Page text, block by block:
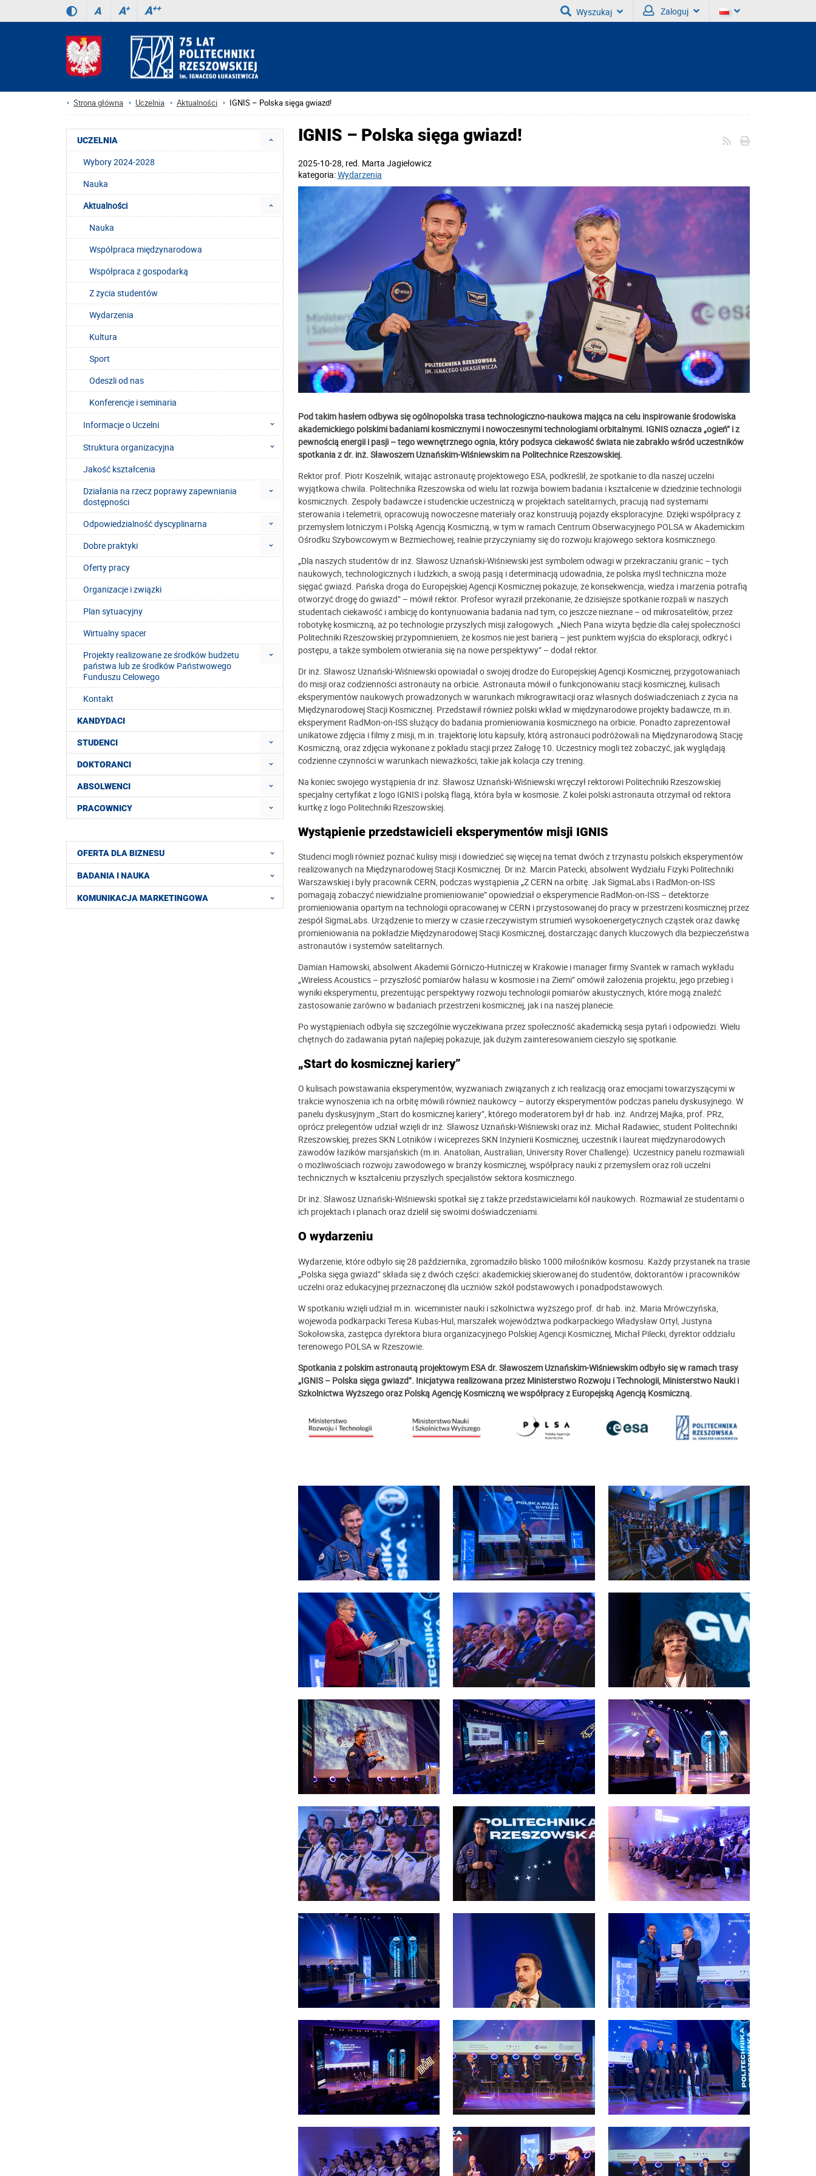
A A+ A++ Wyszukaj Zaloguj
Strona główna Uczelnia Aktualności IGNIS – Polska sięga gwiazd!
IGNIS – Polska sięga gwiazd!
2025-10-28, red. Marta Jagiełowicz
kategoria:Wydarzenia
Pod takim hasłem odbywa się ogólnopolskatrasa technologiczno-naukowa mająca na celu inspirowanie środowiska
akademickiego polskimi badaniami kosmicznymi i nowoczesnymi technologiami orbitalnymi. IGNIS oznacza „ogień” i z
pewnością energii i pasji – tego wewnętrznego ognia, który podsyca ciekawość świata nie zabrakło wśród uczestników
spotkania z dr. inż. Sławoszem Uznańskim-Wiśniewskim na Politechnice Rzeszowskiej.
Rektor prof. Piotr Koszelnik, witając astronautę projektowego ESA, podkreślił, że spotkanie to dla naszej uczelni
wyjątkowa chwila. Politechnika Rzeszowska od wielu lat rozwija bowiem badania i kształcenie w dziedzinie technologii
kosmicznych. Zespoły badawcze i studenckie uczestniczą w projektach satelitarnych, pracują nad systemami
sterowania i telemetrii, opracowują nowoczesne materiały oraz konstruują pojazdy eksploracyjne. Dzięki współpracy z
przemysłem lotniczym i Polską Agencją Kosmiczną, w tym w ramach Centrum Obserwacyjnego POLSA w Akademickim
Ośrodku Szybowcowym w Bezmiechowej, realnie przyczyniamy się do rozwoju krajowego sektora kosmicznego.
„Dla naszych studentów dr inż. Sławosz Uznański-Wiśniewski jest symbolem odwagi w przekraczaniu granic – tych
naukowych, technologicznych i ludzkich, a swoją pasją i determinacją udowadnia, że polska myśl techniczna może
sięgać gwiazd. Pańska droga do Europejskiej Agencji Kosmicznej pokazuje, że konsekwencja, wiedza i marzenia potrafią
otworzyć drogę do gwiazd” – mówił rektor. Profesor wyraził przekonanie, że dzisiejsze spotkanie rozpali w naszych
studentach ciekawość i ambicję do kontynuowania badania nad tym, co jeszcze nieznane – od mikrosatelitów, przez
robotykę kosmiczną, aż po technologie przyszłych misji załogowych. „Niech Pana wizyta będzie dla całej społeczności
Politechniki Rzeszowskiej przypomnieniem, że kosmos nie jest barierą – jest punktem wyjścia do eksploracji, odkryć i
postępu, a także symbolem otwierania się na nowe perspektywy” – dodał rektor.
Dr inż. Sławosz Uznański-Wiśniewski opowiadał o swojej drodze do Europejskiej Agencji Kosmicznej, przygotowaniach
do misji oraz codzienności astronauty na orbicie. Astronauta mówił o funkcjonowaniu stacji kosmicznej, kulisach
eksperymentów naukowych prowadzonych w warunkach mikrograwitacji oraz własnych doświadczeniach z życia na
Międzynarodowej Stacji Kosmicznej. Przedstawił również polski wkład w międzynarodowe projekty badawcze, m.in.
eksperyment RadMon-on-ISS służący do badania promieniowania kosmicznego na orbicie. Ponadto zaprezentował
unikatowe zdjęcia i filmy z misji, m.in. trajektorię lotu kapsuły, którą astronauci podróżowali na Międzynarodową Stację
Kosmiczną, oraz zdjęcia wykonane z pokładu stacji przez Załogę 10. Uczestnicy mogli też zobaczyć, jak wyglądają
codzienne czynności w warunkach nieważkości, takie jak kolacja czy trening.
Na koniec swojego wystąpienia dr inż. Sławosz Uznański-Wiśniewski wręczył rektorowi Politechniki Rzeszowskiej
specjalny certyfikat z logo IGNIS i polską flagą, która była w kosmosie. Z kolei polski astronauta otrzymał od rektora
kurtkę z logo Politechniki Rzeszowskiej.
Wystąpienie przedstawicieli eksperymentów misji IGNIS
Studenci mogli również poznać kulisy misji i dowiedzieć się więcej na temat dwóch z trzynastu polskich eksperymentów
realizowanych na Międzynarodowej Stacji Kosmicznej. Dr inż. Marcin Patecki, absolwent Wydziału Fizyki Politechniki
Warszawskiej i były pracownik CERN, podczas wystąpienia „Z CERN na orbitę. Jak SigmaLabs i RadMon-on-ISS
pomagają zobaczyć niewidzialne promieniowanie” opowiedział o eksperymencie RadMon-on-ISS – detektorze
promieniowania opartym na technologii opracowanej w CERN i przystosowanej do pracy w przestrzeni kosmicznej przez
zespół SigmaLabs. Urządzenie to mierzy w czasie rzeczywistym strumień wysokoenergetycznych cząstek oraz dawkę
promieniowania na pokładzie Międzynarodowej Stacji Kosmicznej, dostarczając danych kluczowych dla bezpieczeństwa
astronautów i systemów satelitarnych.
Damian Hamowski, absolwent Akademii Górniczo-Hutniczej w Krakowie i manager firmy Svantek w ramach wykładu
„Wireless Acoustics – przyszłość pomiarów hałasu w kosmosie i na Ziemi” omówił założenia projektu, jego przebieg i
wyniki eksperymentu, prezentując perspektywy rozwoju technologii pomiarów akustycznych, które mogą znaleźć
zastosowanie zarówno w badaniach przestrzeni kosmicznej, jak i na naszej planecie.
Po wystąpieniach odbyła się szczególnie wyczekiwana przez społeczność akademicką sesja pytań i odpowiedzi. Wielu
chętnych do zadawania pytań najlepiej pokazuje, jak dużym zainteresowaniem cieszyło się spotkanie.
„Start do kosmicznej kariery”
O kulisach powstawania eksperymentów, wyzwaniach związanych z ich realizacją oraz emocjami towarzyszącymi w
trakcie wynoszenia ich na orbitę mówili również naukowcy – autorzy eksperymentów podczas panelu dyskusyjnego. W
panelu dyskusyjnym ,,Start do kosmicznej kariery”, którego moderatorem był dr hab. inż. Andrzej Majka, prof. PRz,
oprócz prelegentów udział wzięli dr inż. Sławosz Uznański-Wiśniewski oraz inż. Michał Radawiec, student Politechniki
Rzeszowskiej, prezes SKN Lotników i wiceprezes SKN Inżynierii Kosmicznej, uczestnik i laureat międzynarodowych
zawodów łazików marsjańskich (m.in. Anatolian, Australian, University Rover Challenge). Uczestnicy panelu rozmawiali
o możliwościach rozwoju zawodowego w branży kosmicznej, współpracy nauki z przemysłem oraz roli uczelni
technicznych w kształceniu przyszłych specjalistów sektora kosmicznego.
Dr inż. Sławosz Uznański-Wiśniewski spotkał się z także przedstawicielami kół naukowych. Rozmawiał ze studentami o
ich projektach i planach oraz dzielił się swoimi doświadczeniami.
O wydarzeniu
Wydarzenie, które odbyło się 28 października, zgromadziło blisko 1000 miłośników kosmosu. Każdy przystanek na trasie
„Polska sięga gwiazd” składa się z dwóch części: akademickiej skierowanej do studentów, doktorantów i pracowników
uczelni oraz edukacyjnej przeznaczonej dla uczniów szkół podstawowych i ponadpodstawowych.
W spotkaniu wzięli udział m.in. wiceminister nauki i szkolnictwa wyższego prof. dr hab. inż. Maria Mrówczyńska,
wojewoda podkarpacki Teresa Kubas-Hul, marszałek województwa podkarpackiego Władysław Ortyl, Justyna
Sokołowska, zastępca dyrektora biura organizacyjnego Polskiej Agencji Kosmicznej, Michał Pilecki, dyrektor oddziału
terenowego POLSA w Rzeszowie.
Spotkania z polskim astronautą projektowym ESA dr. Sławoszem Uznańskim-Wiśniewskim odbyło się w ramach trasy
„IGNIS – Polska sięga gwiazd”. Inicjatywa realizowana przez Ministerstwo Rozwoju i Technologii, Ministerstwo Nauki i
Szkolnictwa Wyższego oraz Polską Agencję Kosmiczną we współpracy z Europejską Agencją Kosmiczną.
UCZELNIA
Wybory 2024-2028
Nauka
Aktualności
Nauka
Współpraca międzynarodowa
Współpraca z gospodarką
Z życia studentów
Wydarzenia
Kultura
Sport
Odeszli od nas
Konferencje i seminaria
Informacje o Uczelni
Struktura organizacyjna
Jakość kształcenia
Działania na rzecz poprawy zapewniania
dostępności
Odpowiedzialność dyscyplinarna
Dobre praktyki
Oferty pracy
Organizacje i związki
Plan sytuacyjny
Wirtualny spacer
Projekty realizowane ze środków budżetu
państwa lub ze środków Państwowego
Funduszu Celowego
Kontakt
KANDYDACI
STUDENCI
DOKTORANCI
ABSOLWENCI
PRACOWNICY
OFERTA DLA BIZNESU
BADANIA I NAUKA
KOMUNIKACJA MARKETINGOWA